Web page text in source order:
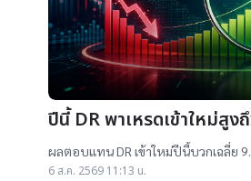
ปีนี้ DR พาเหรดเข้าใหม่สู
ผลตอบแทนบวกเฉลี่ย 9%
ผลตอบแทน DR เข้าใหม่ปีนี้บวกเฉลี่ย
สาเหตุออกใหม่จำนวนมาก เป็นไปตาม
6 ส.ค. 2569 11:13 น.